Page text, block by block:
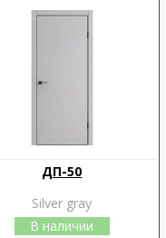
ДП-50
Silver gray
В наличии